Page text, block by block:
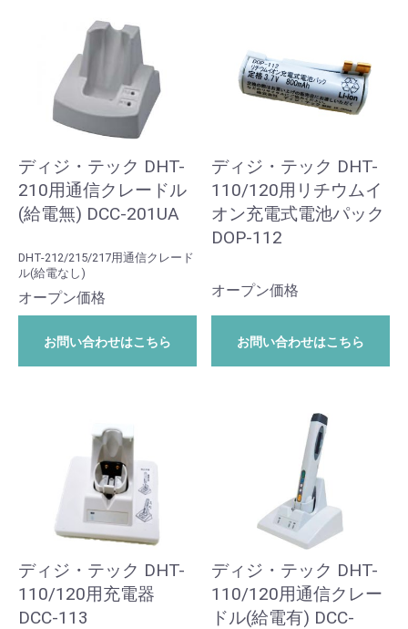
ディジ・テック DHT-
210用通信クレードル
(給電無) DCC-201UA
DHT-212/215/217用通信クレード
ル(給電なし)
オープン価格
お問い合わせはこちら
ディジ・テック DHT-
110/120用リチウムイ
オン充電式電池パック
DOP-112
オープン価格
お問い合わせはこちら
ディジ・テック DHT-
110/120用充電器
DCC-113
ディジ・テック DHT-
110/120用通信クレー
ドル(給電有) DCC-